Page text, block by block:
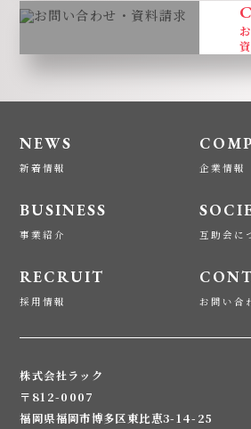
NEWS
新着情報 企業情報
BUSINESS
事業紹介 互助会に
RECRUIT
採用情報 お問い合
株式会社ラック
〒812-0007
福岡県福岡市博多区東比恵3-14-25